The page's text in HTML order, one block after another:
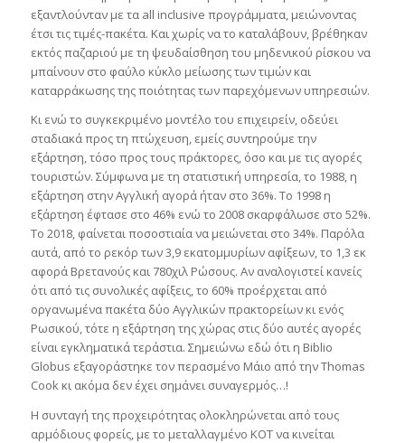
εξαντλούνταν με τα all inclusive προγράμματα, μειώνοντας
έτσι τις τιμές-πακέτα. Και χωρίς να το καταλάβουν, βρέθηκαν
εκτός παζαριού με τη ψευδαίσθηση του μηδενικού ρίσκου να
μπαίνουν στο φαύλο κύκλο μείωσης των τιμών και
καταρράκωσης της ποιότητας των παρεχόμενων υπηρεσιών.
Κι ενώ το συγκεκριμένο μοντέλο του επιχειρείν, οδεύει
σταδιακά προς τη πτώχευση, εμείς συντηρούμε την
εξάρτηση, τόσο προς τους πράκτορες, όσο και με τις αγορές
τουριστών. Σύμφωνα με τη στατιστική υπηρεσία, το 1988, η
εξάρτηση στην Αγγλική αγορά ήταν στο 36%. Το 1998 η
εξάρτηση έφτασε στο 46% ενώ το 2008 σκαρφάλωσε στο 52%.
Το 2018, φαίνεται ποσοστιαία να μειώνεται στο 34%. Παρόλα
αυτά, από το ρεκόρ των 3,9 εκατομμυρίων αφίξεων, το 1,3 εκ
αφορά Βρετανούς και 780χιλ Ρώσους. Αν αναλογιστεί κανείς
ότι από τις συνολικές αφίξεις, το 60% προέρχεται από
οργανωμένα πακέτα δύο Αγγλικών πρακτορείων κι ενός
Ρωσικού, τότε η εξάρτηση της χώρας στις δύο αυτές αγορές
είναι εγκληματικά τεράστια. Σημειώνω εδώ ότι η Biblio
Globus εξαγοράστηκε τον περασμένο Μάιο από την Thomas
Cook κι ακόμα δεν έχει σημάνει συναγερμός…!
Η συνταγή της προχειρότητας ολοκληρώνεται από τους
αρμόδιους φορείς, με το μεταλλαγμένο ΚΟΤ να κινείται